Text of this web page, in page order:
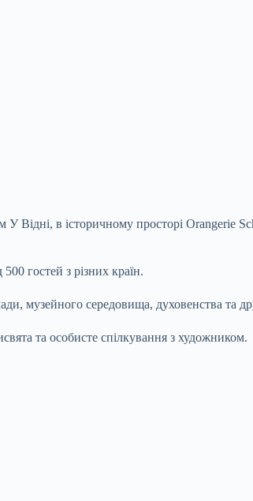
в історичному просторі Orangerie
гостей з різних країн.
музейного середовища, духовенства та
та особисте спілкування з художником.